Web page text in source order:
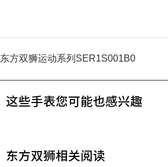
东方双狮运动系列SER1S001B0
这些手表您可能也感兴趣
东方双狮相关阅读